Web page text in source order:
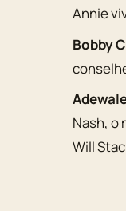
Annie
Bobby
Nash, o
Will